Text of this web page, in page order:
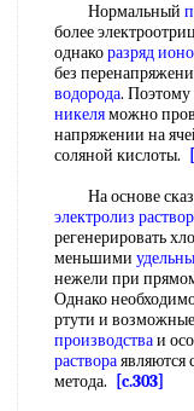
Нормальный
более
однакоразряд
без
водорода. Поэтому
никеляможно
напряжении на
соляной кислоты.
На основе
электролиз
регенерировать
меньшими
нежели при
Однако
ртути и
производстваи
раствораявляются
метода.
[c.303]